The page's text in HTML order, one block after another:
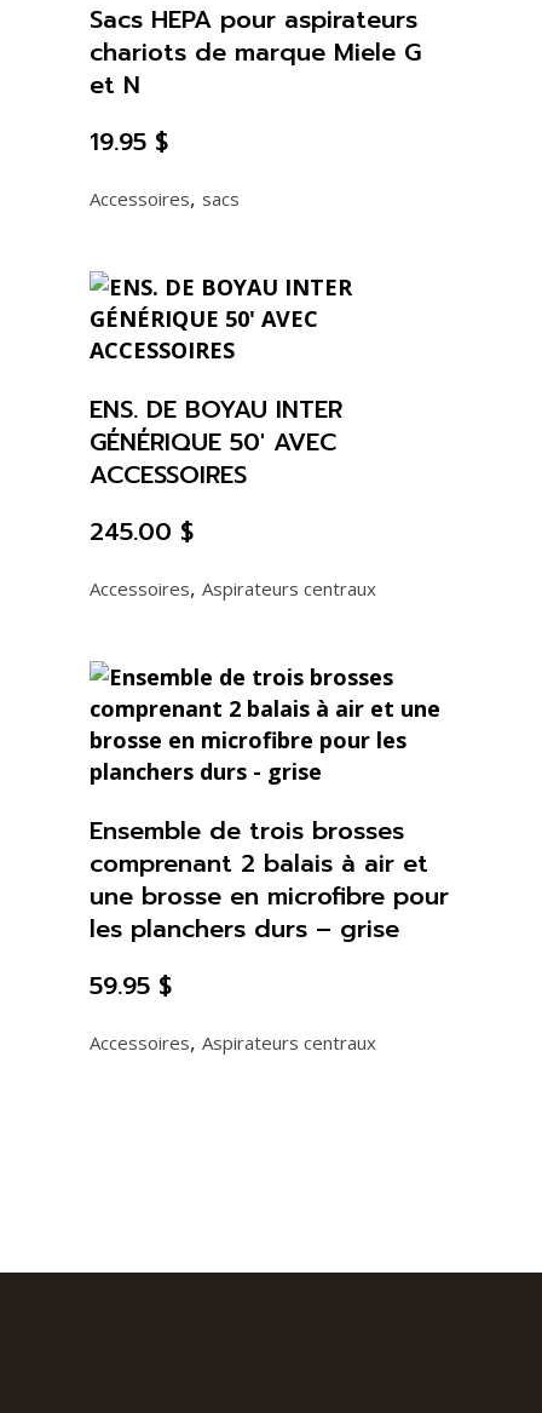
Accessoires, sacs
Sacs HEPA pour aspirateurs
chariots de marque Miele G
et N
19.95 $
Accessoires, Aspirateurs centraux
ENS. DE BOYAU INTER
GÉNÉRIQUE 50′ AVEC
ACCESSOIRES
245.00 $
Accessoires, Aspirateurs centraux
Ensemble de trois brosses
comprenant 2 balais à air et
une brosse en microfibre pour
les planchers durs – grise
59.95 $